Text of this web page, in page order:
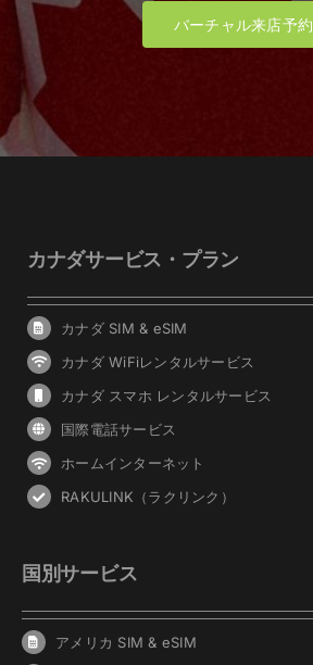
バーチャル来店予約
カナダサービス・プラン
カナダ SIM & eSIM
カナダ WiFiレンタルサービス
カナダ スマホ レンタルサービス
国際電話サービス
ホームインターネット
RAKULINK（ラクリンク）
国別サービス
アメリカ SIM & eSIM